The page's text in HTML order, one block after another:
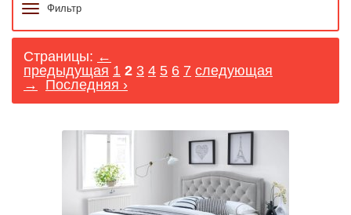
Фильтр
Страницы: ←
предыдущая 1 2 3 4 5 6 7 следующая
→
Последняя ›